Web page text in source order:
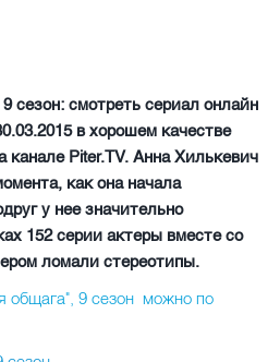
сезон: смотреть сериал онлайн
в хорошем качестве
Piter.TV. Анна Хилькевич
как она начала
у нее значительно
152 серии актеры вместе со
ломали стереотипы.
общага", 9 сезон можно по